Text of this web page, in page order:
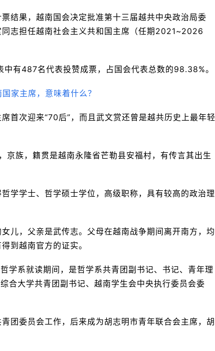
结果，越南国会决定批准第十三届越共中央政治局委
志担任越南社会主义共和国主席（任期2021~2026
有487名代表投赞成票，占国会代表总数的98.38%。
首次迎来“70后”，而且武文赏还曾是越共历史上最年轻
族，籍贯是越南永隆省芒勒县安福村，有传言其出生
学学士、哲学硕士学位，高级职称，具有较高的政治理
儿，父亲是武传志。父母在越南战争期间离开南方，均
到越南官方的证实。
学系就读期间，是哲学系共青团副书记、书记、青年理
合大学共青团副书记、越南学生会中央执行委员会委
团委员会工作，后来成为胡志明市青年联合会主席，胡